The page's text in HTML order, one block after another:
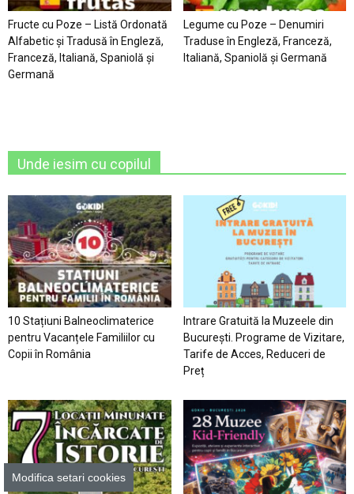
Fructe cu Poze – Listă Ordonată
Alfabetic şi Tradusă în Engleză,
Franceză, Italiană, Spaniolă şi
Germană
Legume cu Poze – Denumiri
Traduse în Engleză, Franceză,
Italiană, Spaniolă şi Germană
Unde iesim cu copilul
10 Stațiuni Balneoclimaterice
pentru Vacanțele Familiilor cu
Copii în România
Intrare Gratuită la Muzeele din
București. Programe de Vizitare,
Tarife de Acces, Reduceri de
Preț
Modifica setari cookies